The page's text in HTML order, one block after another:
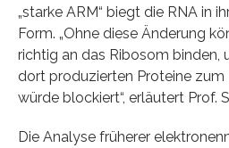
„starke ARM“ biegt die RNA in
Form. „Ohne diese Änderung
richtig an das Ribosom binden,
dort produzierten Proteine
würde blockiert“, erläutert Prof.
Die Analyse früherer